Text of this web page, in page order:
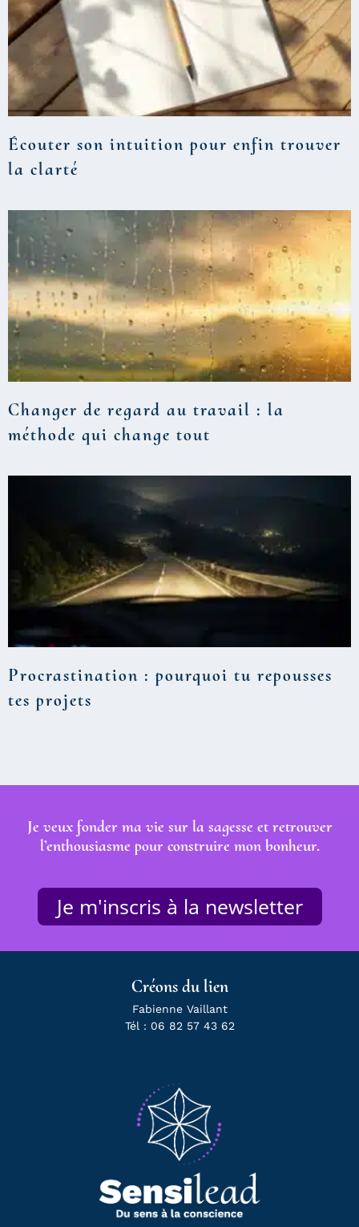
Écouter son intuition pour enfin trouver
la clarté
Changer de regard au travail : la
méthode qui change tout
Procrastination : pourquoi tu repousses
tes projets
Je veux fonder ma vie sur la sagesse et retrouver
l’enthousiasme pour construire mon bonheur.
Je m'inscris à la newsletter
Créons du lien
Fabienne Vaillant
Tél : 06 82 57 43 62